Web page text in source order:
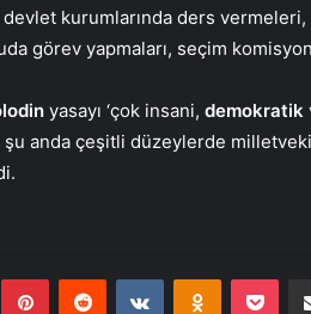
devlet kurumlarında ders
görev yapmaları, seçim
yasayı ‘çok insani, demokratik
anda çeşitli düzeylerde
PinterestReddit VKontakte